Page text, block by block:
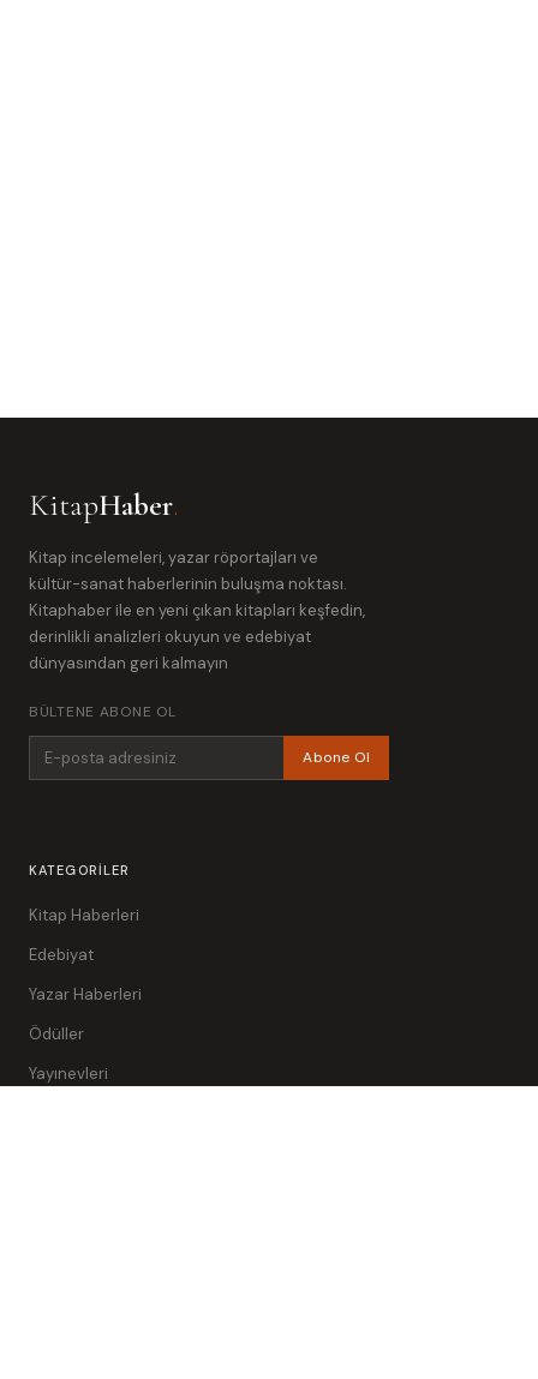
KitapHaber.
Kitap incelemeleri, yazar röportajları ve
kültür-sanat haberlerinin buluşma noktası.
Kitaphaber ile en yeni çıkan kitapları keşfedin,
derinlikli analizleri okuyun ve edebiyat
dünyasından geri kalmayın
BÜLTENE ABONE OL
Abone Ol
KATEGORILER
Kitap Haberleri
Edebiyat
Yazar Haberleri
Ödüller
Yayınevleri